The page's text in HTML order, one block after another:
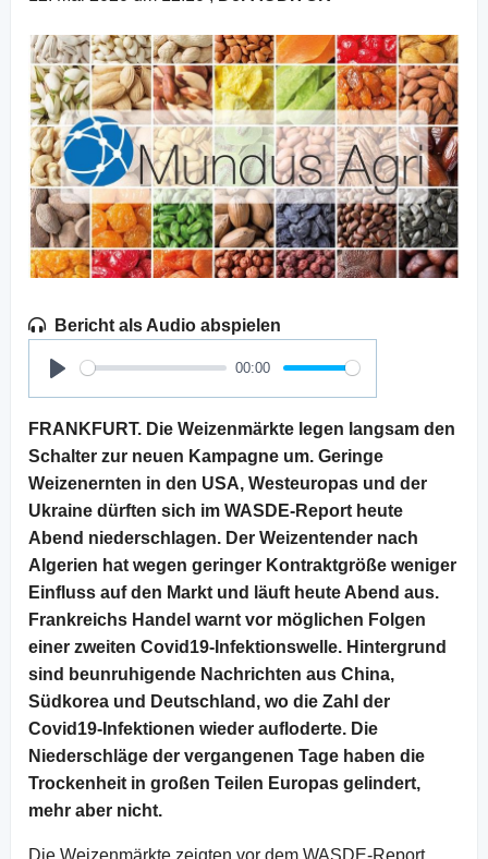
Bericht als Audio abspielen
Play
00:00
FRANKFURT. Die Weizenmärkte legen langsam den
Schalter zur neuen Kampagne um. Geringe
Weizenernten in den USA, Westeuropas und der
Ukraine dürften sich im WASDE-Report heute
Abend niederschlagen. Der Weizentender nach
Algerien hat wegen geringer Kontraktgröße weniger
Einfluss auf den Markt und läuft heute Abend aus.
Frankreichs Handel warnt vor möglichen Folgen
einer zweiten Covid19-Infektionswelle. Hintergrund
sind beunruhigende Nachrichten aus China,
Südkorea und Deutschland, wo die Zahl der
Covid19-Infektionen wieder aufloderte. Die
Niederschläge der vergangenen Tage haben die
Trockenheit in großen Teilen Europas gelindert,
mehr aber nicht.
Die Weizenmärkte zeigten vor dem WASDE-Report